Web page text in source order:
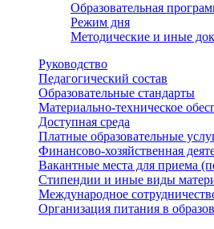
Образовательная
Режим дня
Методические и иные
Руководство
Педагогический состав
Образовательные стандарты
Материально-техническое
Доступная среда
Платные образовательные
Финансово-хозяйственная
Вакантные места для приема
Стипендии и иные виды
Международное
Организация питания в